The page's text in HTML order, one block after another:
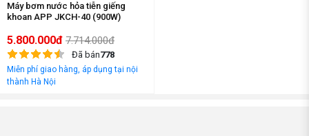
Máy bơm nước hỏa tiễn giếng
khoan APP JKCH-40 (900W)
5.800.000đ 7.714.000đ
Đã bán778
Miễn phí giao hàng, áp dụng tại nội
thành Hà Nội